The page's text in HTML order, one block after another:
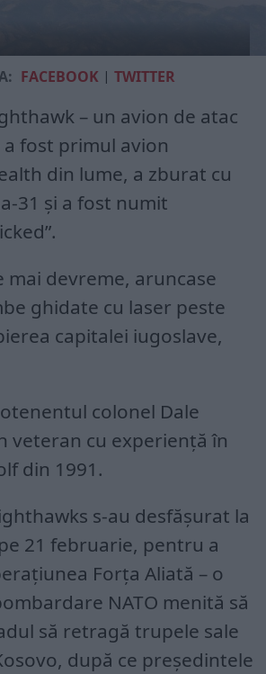
FACEBOOK |TWITTER
– un avion de atac
fost primul avion
din lume, a zburat cu
31 și a fost numit
mai devreme, aruncase
ghidate cu laser peste
capitalei iugoslave,
colonel Dale
veteran cu experiență în
din 1991.
s-au desfășurat la
21 februarie, pentru a
Forța Aliată – o
NATO menită să
să retragă trupele sale
după ce președintele